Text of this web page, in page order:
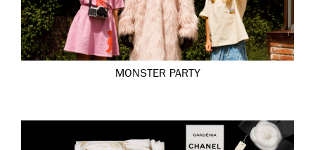
MONSTER PARTY